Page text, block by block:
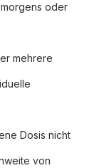
oder
mehrere
Dosis nicht
von